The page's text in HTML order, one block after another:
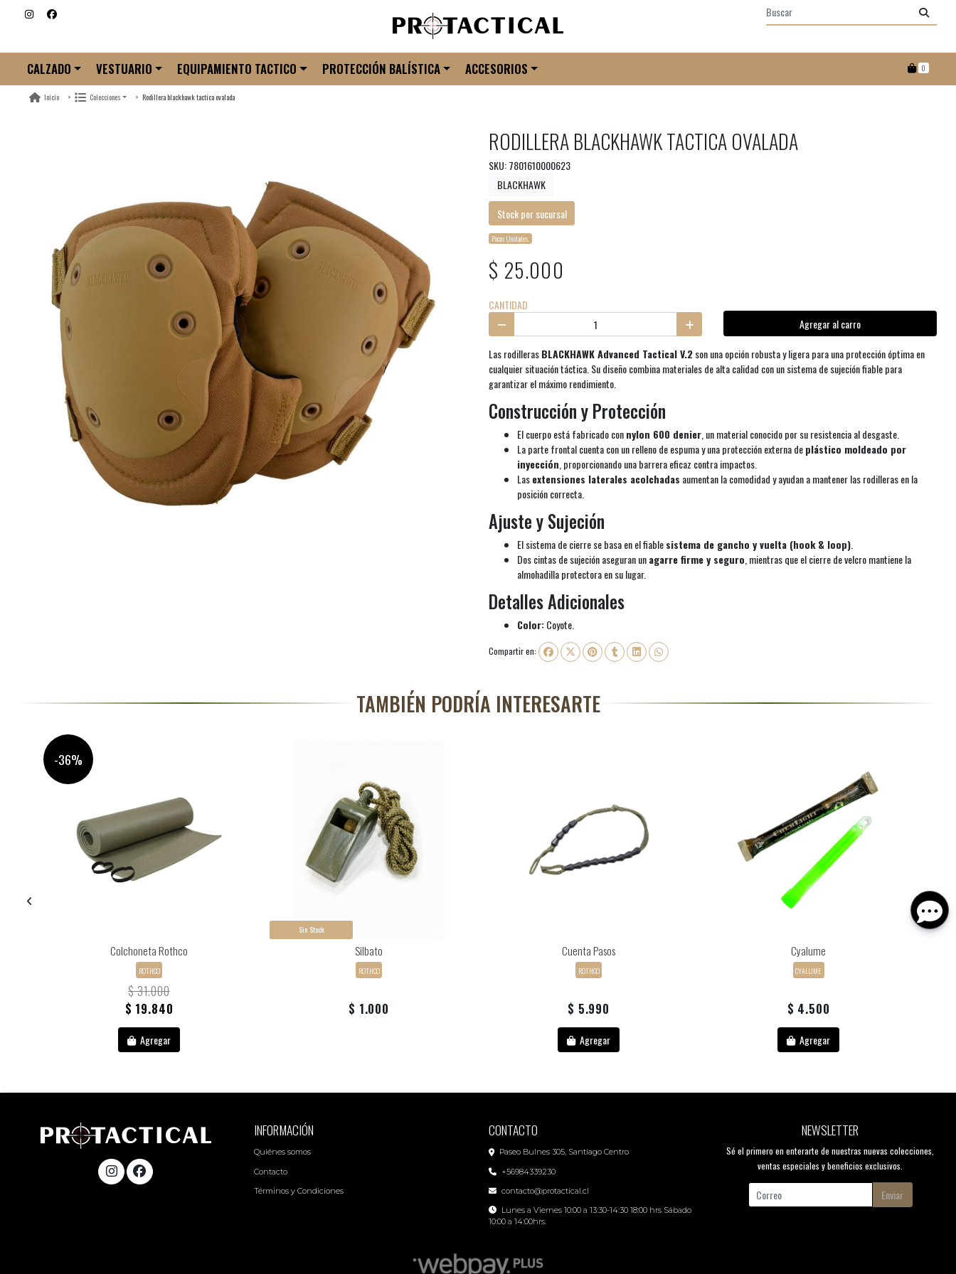
CALZADO VESTUARIO EQUIPAMIENTO TACTICO PROTECCIÓN BALÍSTICA ACCESORIOS 0
Inicio Colecciones Rodillera blackhawk tactica ovalada
RODILLERA BLACKHAWK TACTICA OVALADA
SKU: 7801610000623
BLACKHAWK
Stock por sucursal
Pocas Unidades.
$ 25.000
CANTIDAD
Agregar al carro
Las rodillerasBLACKHAWK Advanced Tactical V.2son una opción robusta y ligera para una protección óptima en
cualquier situación táctica. Su diseño combina materiales de alta calidad con un sistema de sujeción fiable para
garantizar el máximo rendimiento.
Construcción y Protección
El cuerpo está fabricado connylon 600 denier , un material conocido por su resistencia al desgaste.
La parte frontal cuenta con un relleno de espuma y una protección externa deplástico moldeado por
inyección , proporcionando una barrera eficaz contra impactos.
Lasextensiones laterales acolchadas aumentan la comodidad y ayudan a mantener las rodilleras en la
posición correcta.
Ajuste y Sujeción
El sistema de cierre se basa en el fiablesistema de gancho y vuelta (hook & loop)
Dos cintas de sujeción aseguran unagarre firme y seguro , mientras que el cierre de velcro mantiene la
almohadilla protectora en su lugar.
Detalles Adicionales
Color:Coyote.
Compartir en:
TAMBIÉN PODRÍA INTERESARTE
-36%
Colchoneta Rothco
ROTHCO
$ 31.000
$ 19.840
Agregar
Sin Stock
Silbato
ROTHCO
$ 1.000
Cuenta Pasos
ROTHCO
$ 5.990
Agregar
Cyalume
CYALUME
$ 4.500
Agregar
INFORMACIÓN
Quiénes somos
Contacto
Términos y Condiciones
CONTACTO
Paseo Bulnes 305, Santiago Centro
+56984339230
contacto@protactical.cl
Lunes a Viernes 10:00 a 13:30-14:30 18:00 hrs Sábado
10:00 a 14:00hrs.
NEWSLETTER
Sé el primero en enterarte de nuestras nuevas colecciones,
ventas especiales y beneficios exclusivos.
Enviar